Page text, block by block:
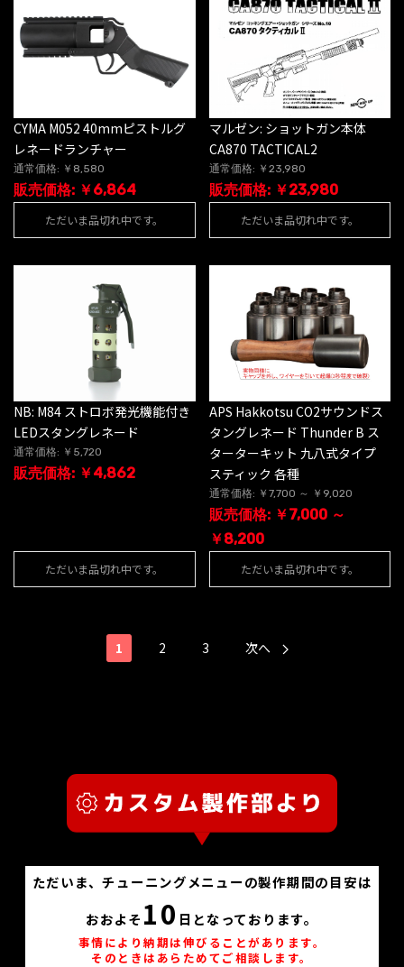
CYMA M052 40mmピストルグ
レネードランチャー
通常価格: ￥8,580
販売価格: ￥6,864
ただいま品切れ中です。
マルゼン: ショットガン本体
CA870 TACTICAL2
通常価格: ￥23,980
販売価格: ￥23,980
ただいま品切れ中です。
NB: M84 ストロボ発光機能付き
LEDスタングレネード
通常価格: ￥5,720
販売価格: ￥4,862
ただいま品切れ中です。
APS Hakkotsu CO2サウンドス
タングレネード Thunder B ス
ターターキット 九八式タイプ
スティック 各種
通常価格: ￥7,700 ～ ￥9,020
販売価格: ￥7,000 ～
￥8,200
ただいま品切れ中です。
1 2 3 次へ
ただいま、チューニングメニューの製作期間の目安は
おおよそ 10 日となっております。
事情により納期は伸びることがあります。
そのときはあらためてご相談します。